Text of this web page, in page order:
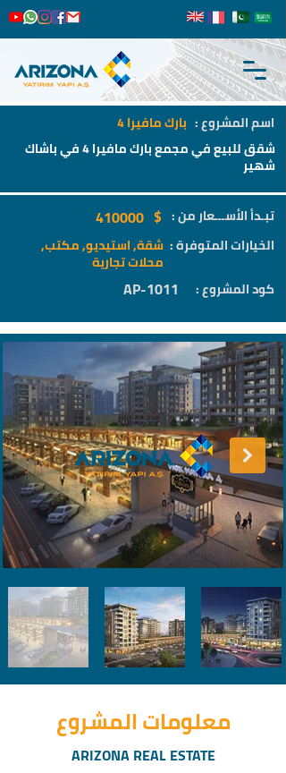
اسم المشروع :
شقق للبيع في مجمع بارك مافيرا 4 في باشاك
شهير
بارك مافيرا 4
تبـدأ الأســـعار من : 410000
الخيارات المتوفرة : شقة, استيديو, مكتب,
محلات تجارية
كود المشروع :
AP-1011
$
معلومات المشروع
ARIZONA REAL ESTATE